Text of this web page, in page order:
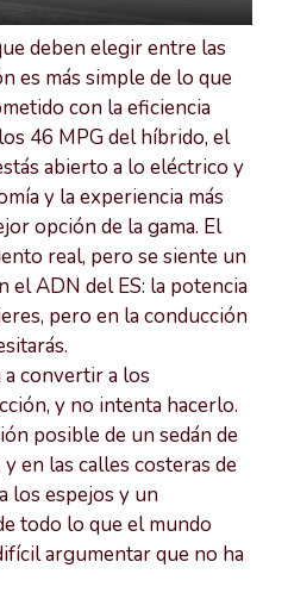
deben elegir entre las
es más simple de lo que
con la eficiencia
46 MPG del híbrido, el
abierto a lo eléctrico y
y la experiencia más
opción de la gama. El
real, pero se siente un
el ADN del ES: la potencia
pero en la conducción
a convertir a los
y no intenta hacerlo.
posible de un sedán de
en las calles costeras de
los espejos y un
todo lo que el mundo
argumentar que no ha